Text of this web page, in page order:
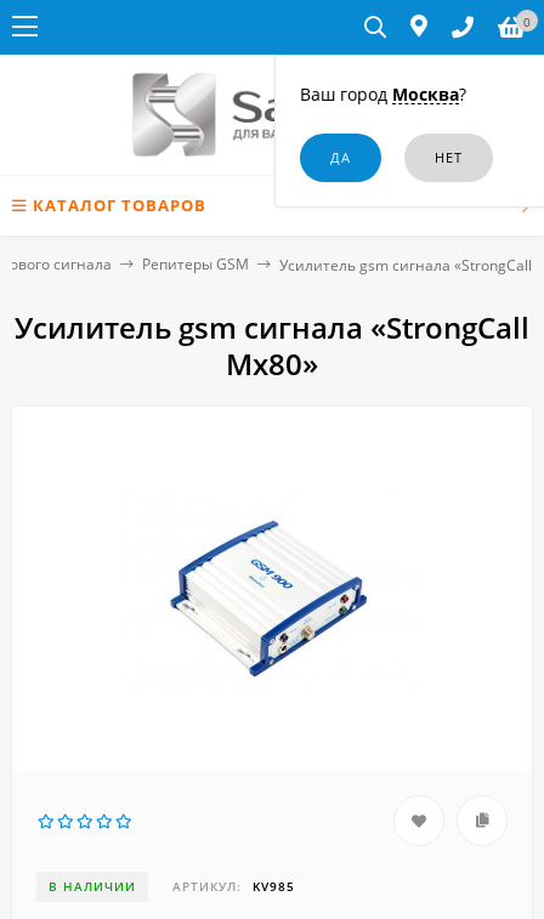
Ваш город Москва?
0
КАТАЛОГ ТОВАРОВ
сигнала Репитеры GSM Усилитель gsm сигнала «StrongCall
Усилитель gsm сигнала «StrongCall
Mx80»
В НАЛИЧИИ АРТИКУЛ: KV985